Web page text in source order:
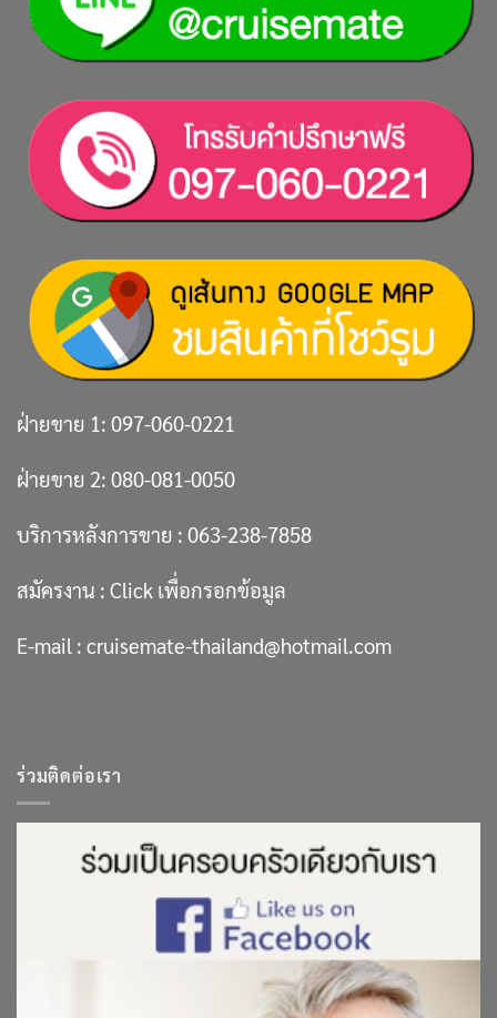
ฝ่ายขาย 1: 097-060-0221
ฝ่ายขาย 2: 080-081-0050
บริการหลังการขาย : 063-238-7858
สมัครงาน : Click เพื่อกรอกข้อมูล
E-mail : cruisemate-thailand@hotmail.com
ร่วมติดต่อเรา